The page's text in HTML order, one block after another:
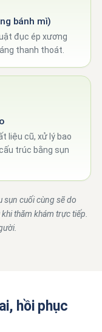
bánh mì)
đục ép xương
thanh thoát.
liệu cũ, xử lý bao
trúc bằng sụn
sụn cuối cùng sẽ do
thăm khám trực tiếp.
hồi phục